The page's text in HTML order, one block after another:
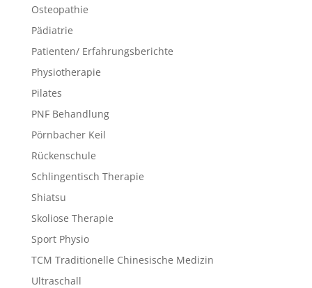
Osteopathie
Pädiatrie
Patienten/ Erfahrungsberichte
Physiotherapie
Pilates
PNF Behandlung
Pörnbacher Keil
Rückenschule
Schlingentisch Therapie
Shiatsu
Skoliose Therapie
Sport Physio
TCM Traditionelle Chinesische Medizin
Ultraschall